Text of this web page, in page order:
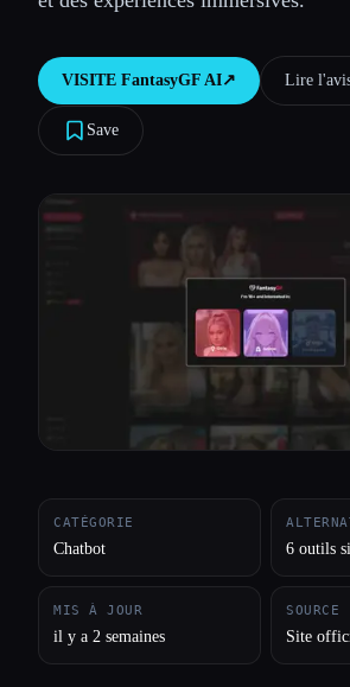
🎓Étudiants 🎬
Blog
Toutes les catégories
À propos
VISITE FantasyGF AI↗︎ Lire
Save
CATÉGORIE
Chatbot 6 outils
MIS À JOUR
il y a 2 semaines
SOURCE
Site